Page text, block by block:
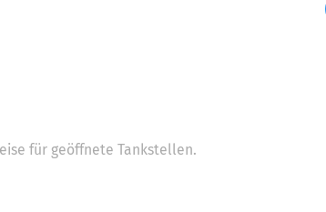
für geöffnete Tankstellen.